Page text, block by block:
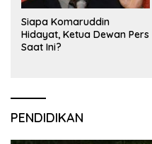
Siapa Komaruddin
Hidayat, Ketua Dewan Pers
Saat Ini?
PENDIDIKAN